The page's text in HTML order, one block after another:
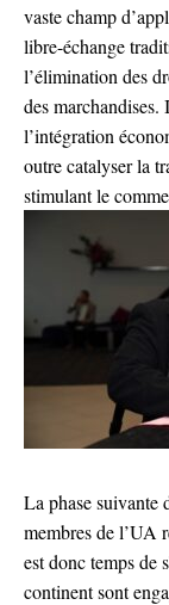
vaste champ
libre-échange
l’élimination des
des
l’intégration
outre catalyser la
stimulant le
La phase suivante
membres de l’UA
est donc temps de
continent sont